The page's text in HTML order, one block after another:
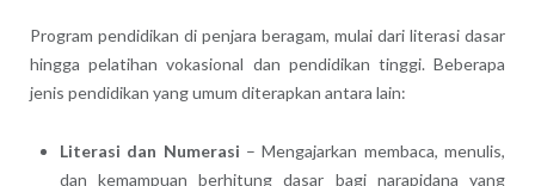
Program pendidikan di penjara beragam, mulai dari literasi dasar
hingga pelatihan vokasional dan pendidikan tinggi. Beberapa
jenis pendidikan yang umum diterapkan antara lain:
Literasi dan Numerasi – Mengajarkan membaca, menulis,
dan kemampuan berhitung dasar bagi narapidana yang